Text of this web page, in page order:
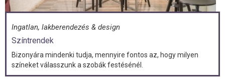
Ingatlan, lakberendezés & design
Színtrendek
Bizonyára mindenki tudja, mennyire fontos az, hogy milyen
színeket válasszunk a szobák festésénél.